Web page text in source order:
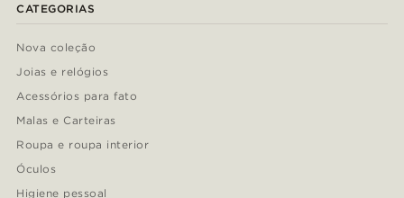
CATEGORIAS
Nova coleção
Joias e relógios
Acessórios para fato
Malas e Carteiras
Roupa e roupa interior
Óculos
Higiene pessoal